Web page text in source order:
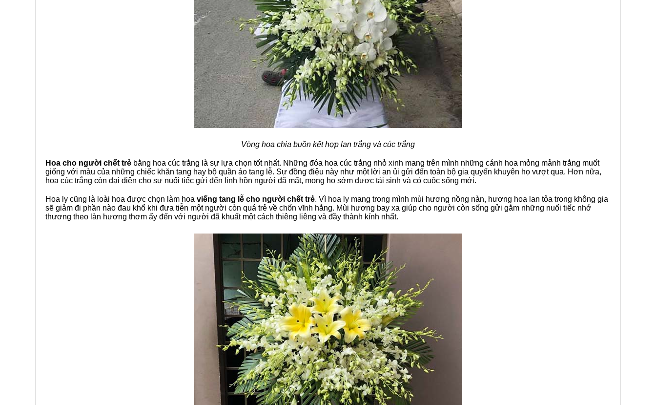
Vòng hoa chia buồn kết hợp lan trắng và cúc trắng
Hoa cho người chết trẻ bằng hoa cúc trắng là sự lựa chọn tốt nhất. Những đóa hoa cúc trắng nhỏ xinh mang trên mình những cánh hoa mỏng mảnh trắng muốt
giống với màu của những chiếc khăn tang hay bộ quần áo tang lễ. Sự đồng điệu này như một lời an ủi gửi đến toàn bộ gia quyến khuyên họ vượt qua. Hơn nữa,
hoa cúc trắng còn đại diện cho sự nuối tiếc gửi đến linh hồn người đã mất, mong họ sớm được tái sinh và có cuộc sống mới.
Hoa ly cũng là loài hoa được chọn làm hoa viếng tang lễ cho người chết trẻ. Vì hoa ly mang trong mình mùi hương nồng nàn, hương hoa lan tỏa trong không gia
sẽ giảm đi phần nào đau khổ khi đưa tiễn một người còn quá trẻ về chốn vĩnh hằng. Mùi hương bay xa giúp cho người còn sống gửi gắm những nuối tiếc nhớ
thương theo làn hương thơm ấy đến với người đã khuất một cách thiêng liêng và đầy thành kính nhất.